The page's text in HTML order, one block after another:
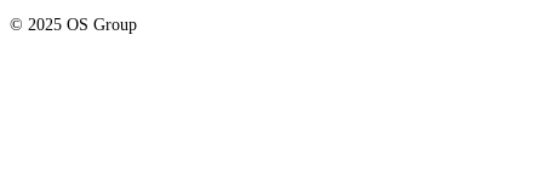
© 2025 OS Group